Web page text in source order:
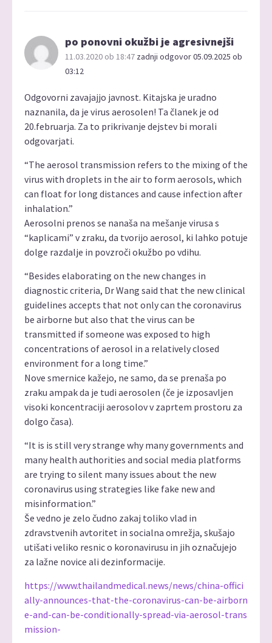
po ponovni okužbi je agresivnejši
11.03.2020 ob 18:47 zadnji odgovor 05.09.2025 ob
03:12
Odgovorni zavajajjo javnost. Kitajska je uradno
naznanila, da je virus aerosolen! Ta članek je od
20.februarja. Za to prikrivanje dejstev bi morali
odgovarjati.
“The aerosol transmission refers to the mixing of the
virus with droplets in the air to form aerosols, which
can float for long distances and cause infection after
inhalation.”
Aerosolni prenos se nanaša na mešanje virusa s
“kaplicami” v zraku, da tvorijo aerosol, ki lahko potuje
dolge razdalje in povzroči okužbo po vdihu.
“Besides elaborating on the new changes in
diagnostic criteria, Dr Wang said that the new clinical
guidelines accepts that not only can the coronavirus
be airborne but also that the virus can be
transmitted if someone was exposed to high
concentrations of aerosol in a relatively closed
environment for a long time.”
Nove smernice kažejo, ne samo, da se prenaša po
zraku ampak da je tudi aerosolen (če je izposavljen
visoki koncentraciji aerosolov v zaprtem prostoru za
dolgo časa).
“It is is still very strange why many governments and
many health authorities and social media platforms
are trying to silent many issues about the new
coronavirus using strategies like fake new and
misinformation.”
Še vedno je zelo čudno zakaj toliko vlad in
zdravstvenih avtoritet in socialna omrežja, skušajo
utišati veliko resnic o koronavirusu in jih označujejo
za lažne novice ali dezinformacije.
https://www.thailandmedical.news/news/china-offici
ally-announces-that-the-coronavirus-can-be-airborn
e-and-can-be-conditionally-spread-via-aerosol-trans
mission-